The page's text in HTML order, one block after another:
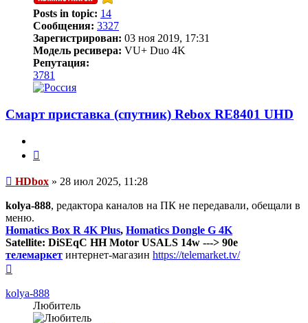
Posts in topic: 14
Сообщения: 3327
Зарегистрирован: 03 ноя 2019, 17:31
Модель ресивера: VU+ Duo 4K
Репутация:
3781
Смарт приставка (спутник) Rebox RE8401 UHD
Сообщение
HDbox » 28 июл 2025, 11:28
kolya-888, редактора каналов на ПК не передавали, обещали в
меню.
Homatics Box R 4K Plus, Homatics Dongle G 4K
Satellite: DiSEqC HH Motor USALS 14w ---> 90e
телемаркет интернет-магазин https://telemarket.tv/
началу
kolya-888
Любитель